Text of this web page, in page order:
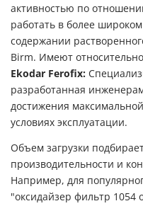
активностью по
работать в более
содержании
Birm. Имеют
Ekodar Ferofix:
разработанная
достижения
условиях эксплуатации.
Объем загрузки
производительности и
Например, для
"оксидайзер фильтр 1054